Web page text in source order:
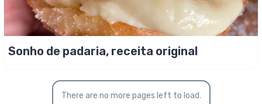
Sonho de padaria, receita original
There are no more pages left to load.